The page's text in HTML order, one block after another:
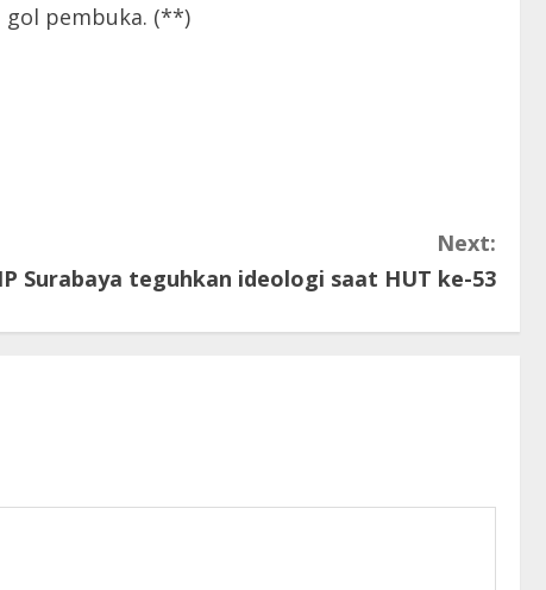
gol pembuka. (**)
Next:
Surabaya teguhkan ideologi saat HUT ke-53